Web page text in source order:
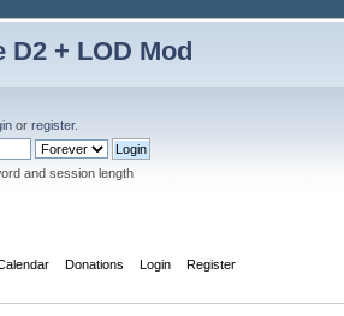
D2 + LOD Mod
or register.
and session length
Donations Login Register